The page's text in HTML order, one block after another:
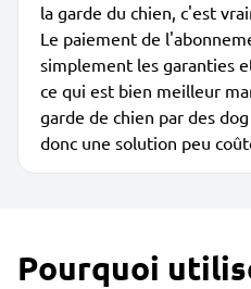
la garde du chien, c'est
Le paiement de
simplement les garanties
ce qui est bien meilleur
garde de chien par des
donc une solution peu
Pourquoi